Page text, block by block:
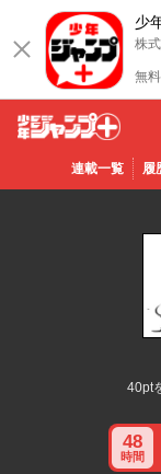
少
株
無料
少年ジ
ャンプ
連載一覧 履
40pt
48
時間